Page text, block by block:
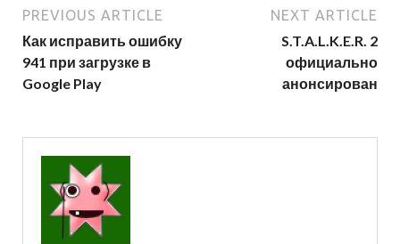
PREVIOUS ARTICLE
Как исправить ошибку
941 при загрузке в
Google Play
NEXT ARTICLE
S.T.A.L.K.E.R. 2
официально
анонсирован